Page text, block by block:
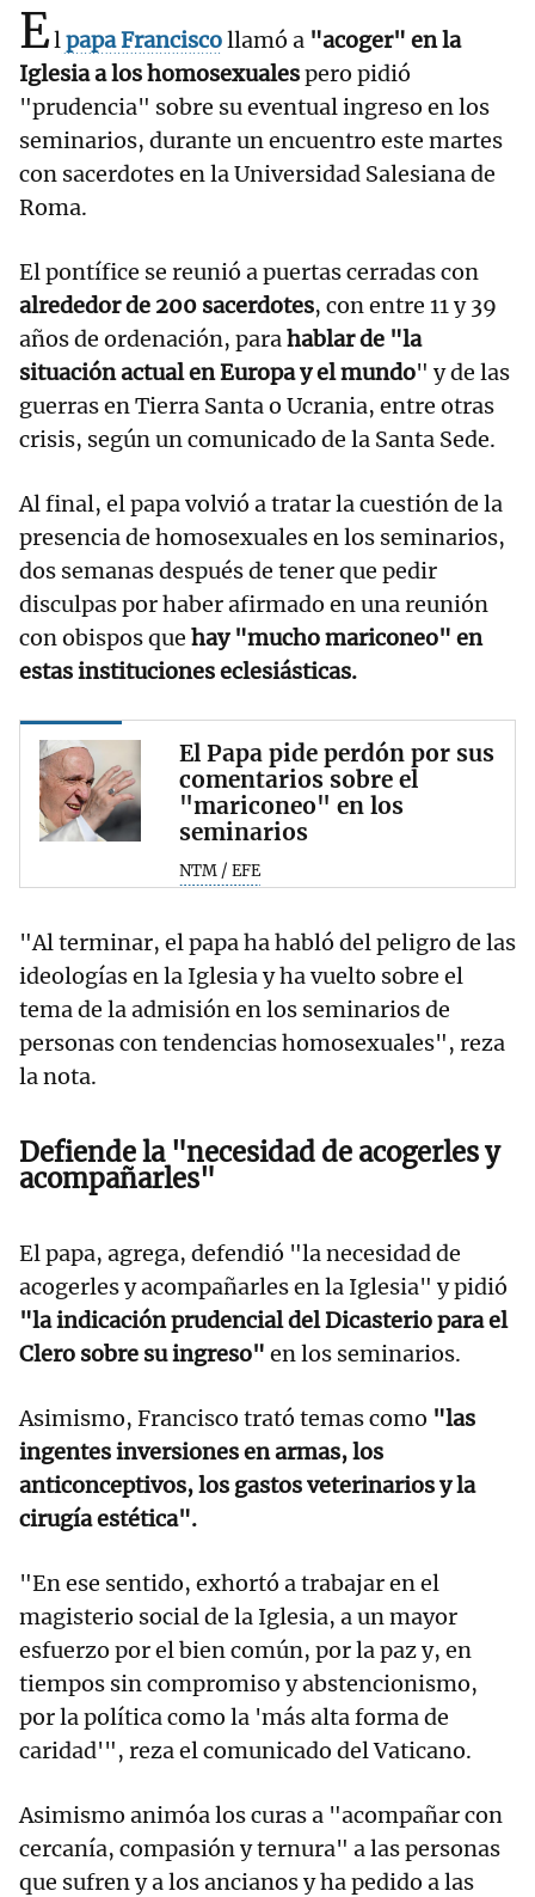
Elpapa Franciscollamó a "acoger" en la
Iglesia a los homosexualespero pidió
"prudencia" sobre su eventual ingreso en los
seminarios, durante un encuentro este martes
con sacerdotes en la Universidad Salesiana de
Roma.
El pontífice se reunió a puertas cerradas con
alrededor de 200 sacerdotes, con entre 11 y 39
años de ordenación, parahablar de "la
situación actual en Europa y el mundo" y de las
guerras en Tierra Santa o Ucrania, entre otras
crisis, según un comunicado de la Santa Sede.
Al final, el papa volvió a tratar la cuestión de la
presencia de homosexuales en los seminarios,
dos semanas después de tener que pedir
disculpas por haber afirmado en una reunión
con obispos que hay "mucho mariconeo" en
estas instituciones eclesiásticas.
El Papa pide perdón por sus
comentarios sobre el
"mariconeo" en los
seminarios
NTM / EFE
"Al terminar, el papa ha habló del peligro de las
ideologías en la Iglesia y ha vuelto sobre el
tema de la admisión en los seminarios de
personas con tendencias homosexuales", reza
la nota.
Defiende la "necesidad de acogerles y
acompañarles"
El papa, agrega, defendió "la necesidad de
acogerles y acompañarles en la Iglesia" y pidió
"la indicación prudencial del Dicasterio para el
Clero sobre su ingreso" en los seminarios.
Asimismo, Francisco trató temas como "las
ingentes inversiones en armas, los
anticonceptivos, los gastos veterinarios y la
cirugía estética".
"En ese sentido, exhortó a trabajar en el
magisterio social de la Iglesia, a un mayor
esfuerzo por el bien común, por la paz y, en
tiempos sin compromiso y abstencionismo,
por la política como la 'más alta forma de
caridad'", reza el comunicado del Vaticano.
Asimismo animóa los curas a "acompañar con
cercanía, compasión y ternura" a las personas
que sufren y a los ancianos y ha pedido a las